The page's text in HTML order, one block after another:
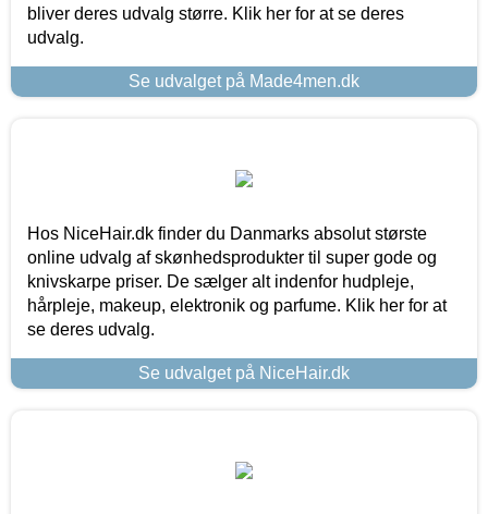
bliver deres udvalg større. Klik her for at se deres
udvalg.
Se udvalget på Made4men.dk
Hos NiceHair.dk finder du Danmarks absolut største
online udvalg af skønhedsprodukter til super gode og
knivskarpe priser. De sælger alt indenfor hudpleje,
hårpleje, makeup, elektronik og parfume. Klik her for at
se deres udvalg.
Se udvalget på NiceHair.dk